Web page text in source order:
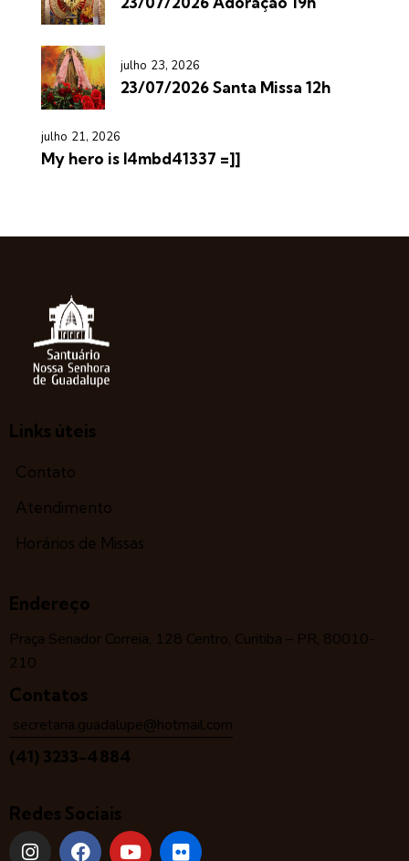
julho 23, 2026
23/07/2026 Santa Missa 12h
julho 21, 2026
My hero is l4mbd41337 =]]
Links úteis
Contato
Atendimento
Horários de Missas
Endereço
Praça Senador Correia, 128 Centro, Curitiba – PR, 80010-
210
Contatos
secretaria.guadalupe@hotmail.com
(41) 3233-4884
Redes Sociais